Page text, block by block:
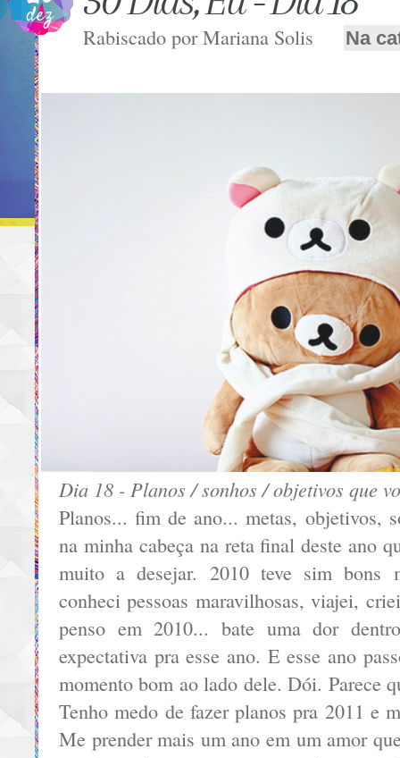
dez
Rabiscado porMariana Solis Na
Dia 18 - Planos / sonhos / objetivos que
Planos... fim de ano... metas, objetivos,
na minha cabeça na reta final deste ano
muito a desejar. 2010 teve sim bons
conheci pessoas maravilhosas, viajei,
penso em 2010... bate uma dor
expectativa pra esse ano. E esse ano
momento bom ao lado dele. Dói. Parece
Tenho medo de fazer planos pra 2011 e
Me prender mais um ano em um amor